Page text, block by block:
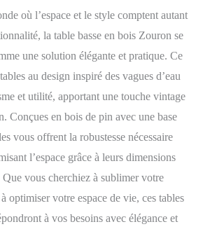
où l’espace et le style comptent autant
la table basse en bois Zouron se
une solution élégante et pratique. Ce
au design inspiré des vagues d’eau
et utilité, apportant une touche vintage
Conçues en bois de pin avec une base
vous offrent la robustesse nécessaire
l’espace grâce à leurs dimensions
Que vous cherchiez à sublimer votre
optimiser votre espace de vie, ces tables
à vos besoins avec élégance et